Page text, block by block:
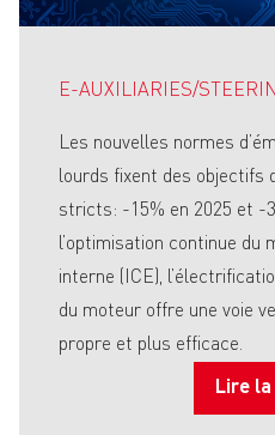
E-AUXILIARIES/
Les nouvelles normes
lourds fixent des objectifs
stricts: -15% en 2025 et -
l’optimisation continue du
interne (ICE),
du moteur offre une voie
propre et plus efficace.
Lire